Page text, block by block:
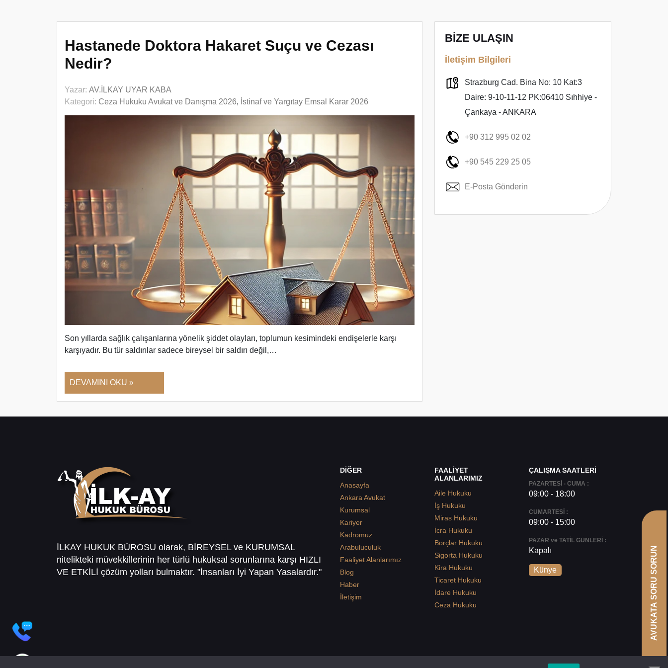
Hastanede Doktora Hakaret Suçu ve Cezası
Nedir?
Yazar: AV.İLKAY UYAR KABA
Kategori: Ceza Hukuku Avukat ve Danışma 2026, İstinaf ve Yargıtay Emsal Karar 2026
Son yıllarda sağlık çalışanlarına yönelik şiddet olayları, toplumun kesimindeki endişelerle karşı
karşıyadır. Bu tür saldırılar sadece bireysel bir saldırı değil,…
DEVAMINI OKU »
BİZE ULAŞIN
İletişim Bilgileri
Strazburg Cad. Bina No: 10 Kat:3
Daire: 9-10-11-12 PK:06410 Sıhhiye -
Çankaya - ANKARA
+90 312 995 02 02
+90 545 229 25 05
E-Posta Gönderin
İLKAY HUKUK BÜROSU olarak, BİREYSEL ve KURUMSAL
nitelikteki müvekkillerinin her türlü hukuksal sorunlarına karşı HIZLI
VE ETKİLİ çözüm yolları bulmaktır. "İnsanları İyi Yapan Yasalardır."
DİĞER
Anasayfa
Ankara Avukat
Kurumsal
Kariyer
Kadromuz
Arabuluculuk
Faaliyet Alanlarımız
Blog
Haber
İletişim
FAALİYET
ALANLARIMIZ
Aile Hukuku
İş Hukuku
Miras Hukuku
İcra Hukuku
Borçlar Hukuku
Sigorta Hukuku
Kira Hukuku
Ticaret Hukuku
İdare Hukuku
Ceza Hukuku
ÇALIŞMA SAATLERİ
PAZARTESİ - CUMA :
09:00 - 18:00
CUMARTESİ :
09:00 - 15:00
PAZAR ve TATİL GÜNLERİ :
Kapalı
Künye AVUKATA SORU SORUN